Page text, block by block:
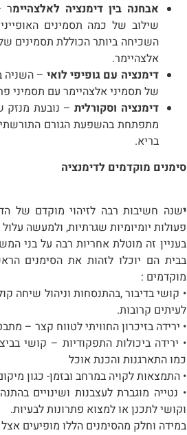
אבחנה בין דימנציה לאלצהיימר
שילוב של כמה תסמינים
אלצהיימר.
דימנציה עם גופיפי לואי– השניה
של תסמיני אלצהיימר עם תסמיני
דימנציה וסקורלית– נובעת מנזק
מתפתחת בהשפעת הגורם התורשתי
בריא.
סימנים מוקדמים לדימנציה
ישנה חשיבות רבה לזיהוי מוקדם של
פעולות יומיומיות שגרתיות, ולמעשה
בעניין זה מוטלת אחריות רבה על בני
בבית הם יוכלו לזהות את הסימנים
מוקדמים :
• קושי בדיבור ,בהתנסחות וניהול שיחה
לעיתים קרובות.
• ירידה בזיכרון החוויתי לטווח קצר –
• ירידה ביכולות התפקודיות – קושי
כמו התארגנות והכנת אוכל
• התמצאות לקויה במרחב ובזמן- כגון
• נטייה מוגברת לעצבנות ושינויים
וקושי לתכנן או למצוא פתרונות לבעיות.
במידה וחלק מהסימנים הללו מופיעים